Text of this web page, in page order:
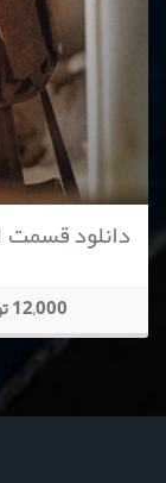
دانلود قسمت 11 آمرلی با کیفیت 480
12,000 تومان